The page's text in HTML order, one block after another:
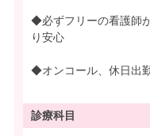
◆必ずフリーの看護師
り安心
◆オンコール、休日出
診療科目